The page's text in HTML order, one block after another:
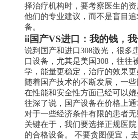
择治疗机构时，要考察医生的
他们的专业建议，而不是盲目追
备。
ii国产VS进口：我的钱，我
说到国产和进口308激光，很多
口设备，尤其是美国308，往往
学，能量更稳定，治疗的效果更
随着国产技术的不断发展，一
在性能和安全性方面已经可以媲
往深了说，国产设备在价格上
对于一些经济条件有限的患者无
关键在于，我们要选择正规医
的合格设备。 不要贪图便宜，